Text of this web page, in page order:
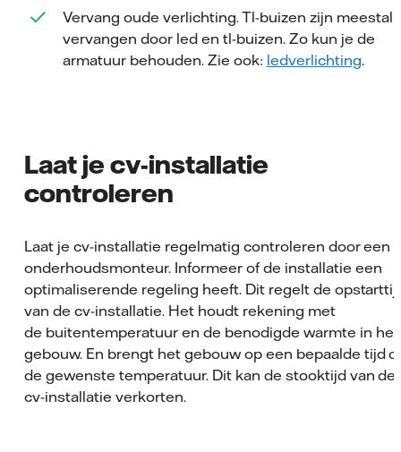
Vervang oude verlichting. Tl-buizen zijn meestal
vervangen door led en tl-buizen. Zo kun je de
armatuur behouden. Zie ook: ledverlichting.
Laat je cv-installatie
controleren
Laat je cv-installatie regelmatig controleren door een
onderhoudsmonteur. Informeer of de installatie een
optimaliserende regeling heeft. Dit regelt de
van de cv-installatie. Het houdt rekening met
de buitentemperatuur en de benodigde warmte in het
gebouw. En brengt het gebouw op een bepaalde tijd
de gewenste temperatuur. Dit kan de stooktijd van de
cv-installatie verkorten.